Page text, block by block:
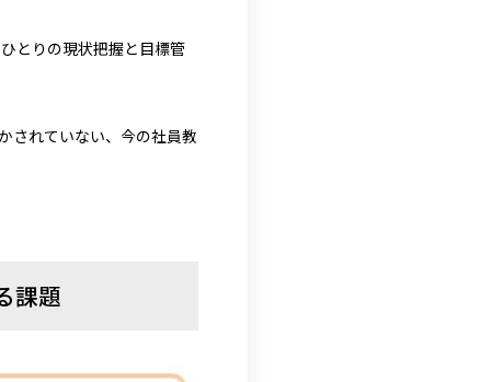
とりの現状把握と目標管
されていない、今の社員教
課題